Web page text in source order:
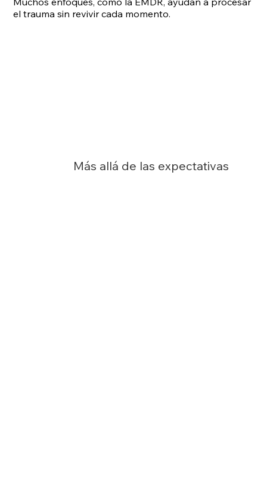
el trauma sin revivir cada momento.
Más allá de las expectativas